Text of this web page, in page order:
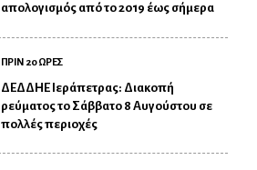
απολογισμός από το 2019 έως σήμερα
ΠΡΙΝ 20 ΩΡΕΣ
ΔΕΔΔΗΕ Ιεράπετρας: Διακοπή
ρεύματος το Σάββατο 8 Αυγούστου σε
πολλές περιοχές